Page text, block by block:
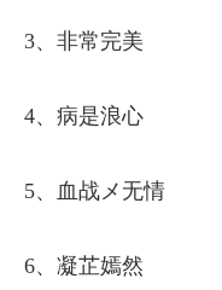
3、非常完美
4、病是浪心
5、血战メ无情
6、凝芷嫣然